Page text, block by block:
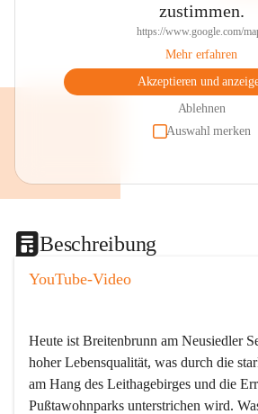
zustimmen.
https://www.google.com/
Mehr erfahren
Akzeptieren und
Ablehnen
Auswahl merken
Beschreibung
YouTube-Video
Heute ist Breitenbrunn am Neusiedler
hoher Lebensqualität, was durch die
am Hang des Leithagebirges und die
Pußtawohnparks unterstrichen wird.